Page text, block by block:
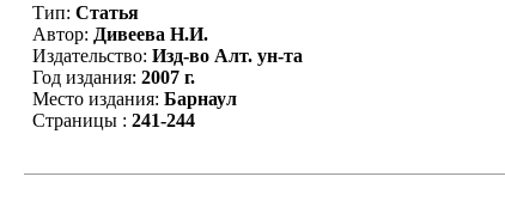
Тип: Статья
Автор: Дивеева Н.И.
Издательство: Изд-во Алт. ун-та
Год издания: 2007 г.
Место издания: Барнаул
Страницы : 241-244